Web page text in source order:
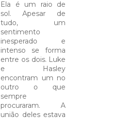
Ela é um raio de
sol. Apesar de
tudo, um
sentimento
inesperado e
intenso se forma
entre os dois. Luke
e Hasley
encontram um no
outro o que
sempre
procuraram. A
união deles estava